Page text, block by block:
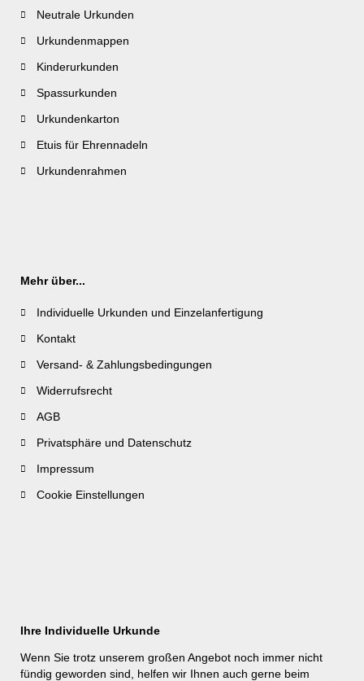
Neutrale Urkunden
Urkundenmappen
Kinderurkunden
Spassurkunden
Urkundenkarton
Etuis für Ehrennadeln
Urkundenrahmen
Mehr über...
Individuelle Urkunden und Einzelanfertigung
Kontakt
Versand- & Zahlungsbedingungen
Widerrufsrecht
AGB
Privatsphäre und Datenschutz
Impressum
Cookie Einstellungen
Ihre Individuelle Urkunde
Wenn Sie trotz unserem großen Angebot noch immer nicht
fündig geworden sind, helfen wir Ihnen auch gerne beim